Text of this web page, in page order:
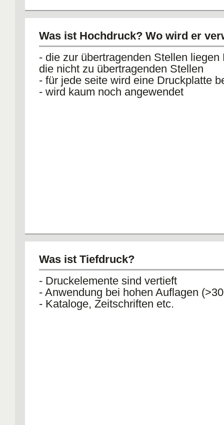
Was ist Hochdruck? Wo wird er
- die zur übertragenden Stellen liegen
die nicht zu übertragenden Stellen
- für jede seite wird eine Druckplatte
- wird kaum noch angewendet
Was ist Tiefdruck?
- Druckelemente sind vertieft
- Anwendung bei hohen Auflagen
- Kataloge, Zeitschriften etc.